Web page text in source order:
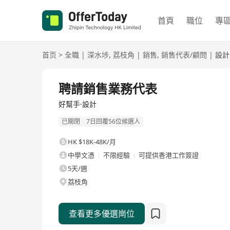
首頁 職位 專
首页 > 全職 | 深水埗, 荔枝角 | 銷售, 銷售代表/顧問 | 設計
聘請銷售業務代表
好幫手·設計
已關閉 7日回覆56位候選人
HK $18K-48K/月
中學文憑
不限經驗
可提供香港工作簽證
5天/週
荔枝角
查看更多優選崗位